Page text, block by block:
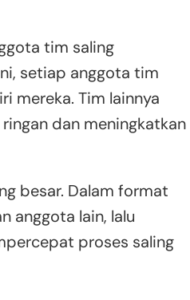
tim saling
setiap anggota tim
mereka. Tim lainnya
dan meningkatkan
besar. Dalam format
anggota lain, lalu
proses saling